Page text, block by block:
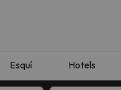
Esquí Hotels